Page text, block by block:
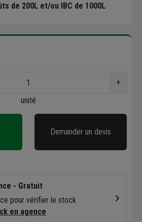
de 200L et/ou IBC de 1000L
+
unité
Demander un devis
- Gratuit
pour vérifier le stock
en agence